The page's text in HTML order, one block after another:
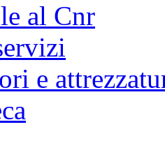
al Cnr
e